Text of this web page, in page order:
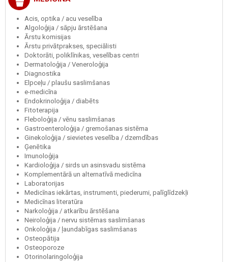
Acis, optika / acu veselība
Algoloģija / sāpju ārstēšana
Ārstu komisijas
Ārstu privātprakses, speciālisti
Doktorāti, poliklīnikas, veselības centri
Dermatoloģija / Veneroloģija
Diagnostika
Elpceļu / plaušu saslimšanas
e-medicīna
Endokrinoloģija / diabēts
Fitoterapija
Fleboloģija / vēnu saslimšanas
Gastroenteroloģija / gremošanas sistēma
Ginekoloģija / sievietes veselība / dzemdības
Ģenētika
Imunoloģija
Kardioloģija / sirds un asinsvadu sistēma
Komplementārā un alternatīvā medicīna
Laboratorijas
Medicīnas iekārtas, instrumenti, piederumi, palīglīdzekļi
Medicīnas literatūra
Narkoloģija / atkarību ārstēšana
Neiroloģija / nervu sistēmas saslimšanas
Onkoloģija / ļaundabīgas saslimšanas
Osteopātija
Osteoporoze
Otorinolaringoloģija